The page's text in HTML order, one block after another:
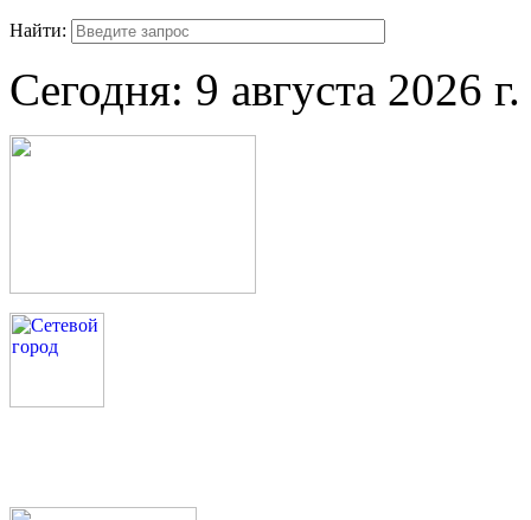
Найти:
Сегодня: 9 августа 2026